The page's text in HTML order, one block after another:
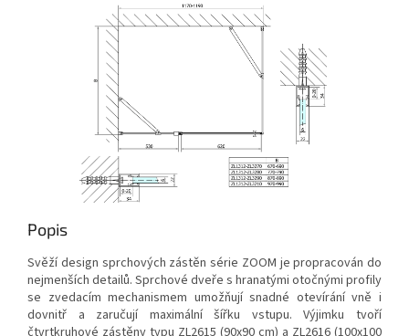
Popis
Svěží design sprchových zástěn série ZOOM je propracován do
nejmenších detailů. Sprchové dveře s hranatými otočnými profily
se zvedacím mechanismem umožňují snadné otevírání vně i
dovnitř a zaručují maximální šířku vstupu. Výjimku tvoří